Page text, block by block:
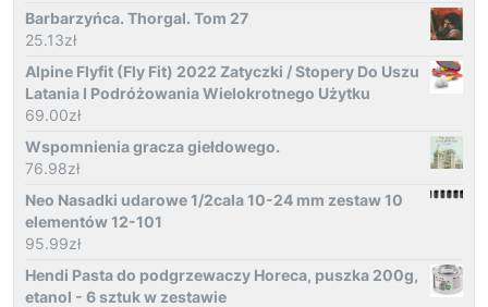
Barbarzyńca. Thorgal. Tom 27
25.13zł
Alpine Flyfit (Fly Fit) 2022 Zatyczki / Stopery Do Uszu
Latania I Podróżowania Wielokrotnego Użytku
69.00zł
Wspomnienia gracza giełdowego.
76.98zł
Neo Nasadki udarowe 1/2cala 10-24 mm zestaw 10
elementów 12-101
95.99zł
Hendi Pasta do podgrzewaczy Horeca, puszka 200g,
etanol - 6 sztuk w zestawie